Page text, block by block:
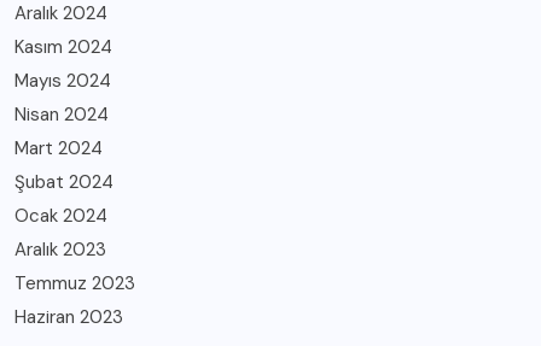
Aralık 2024
Kasım 2024
Mayıs 2024
Nisan 2024
Mart 2024
Şubat 2024
Ocak 2024
Aralık 2023
Temmuz 2023
Haziran 2023